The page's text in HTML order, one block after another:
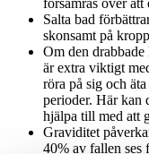
Salta bad
skonsamt på
Om den
är extra viktigt
röra på sig och
perioder. Här kan
hjälpa till med att
Graviditet
40% av fallen ses